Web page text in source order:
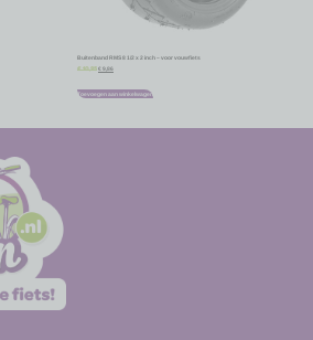
Buitenband RMS 8 1/2 x 2 inch – voor vouwfiets
€ 10,95 € 9,86
Toevoegen aan winkelwagen